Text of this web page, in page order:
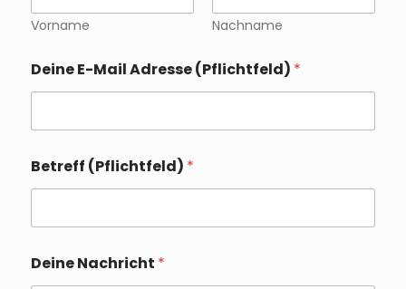
Vorname Nachname
Deine E-Mail Adresse (Pflichtfeld) *
Betreff (Pflichtfeld) *
Deine Nachricht *